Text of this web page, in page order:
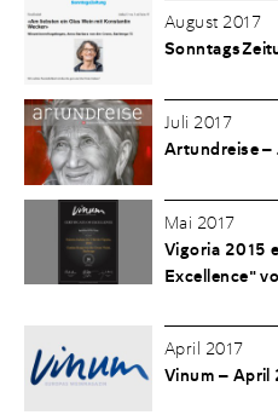
August 2017
Juli 2017
Artundreise –
Mai 2017
Vigoria 2015
Excellence"
April 2017
Vinum – April